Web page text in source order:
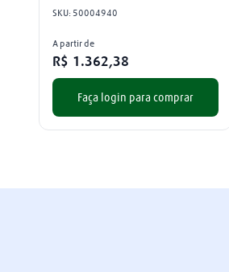
SKU: 50004940
A partir de
R$ 1.362,38
Faça login para comprar